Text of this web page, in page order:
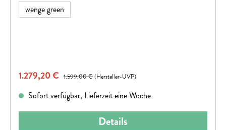
wenge green
Verkaufspreis:
1.279,20 € Regulärer Preis:
1.599,00 €(Hersteller-UVP)
Sofort verfügbar, Lieferzeit eine Woche
Details